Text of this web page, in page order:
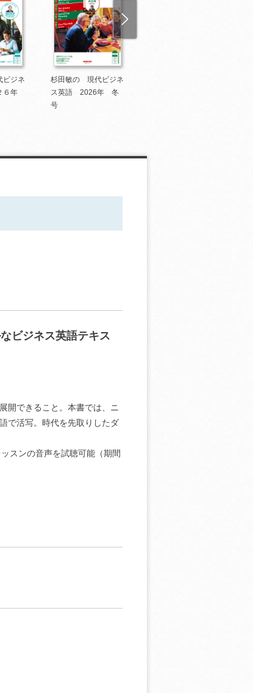
ジネ
６年
杉田敏の 現代ビジネ
ス英語 2026年 冬
号
ビジネス英語テキス
開できること。本書では、ニ
で活写。時代を先取りしたダ
スンの音声を試聴可能（期間